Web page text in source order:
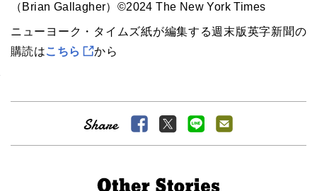
（Brian Gallagher）©2024 The New York Times
ニューヨーク・タイムズ紙が編集する週末版英字新聞の
購読はこちら から